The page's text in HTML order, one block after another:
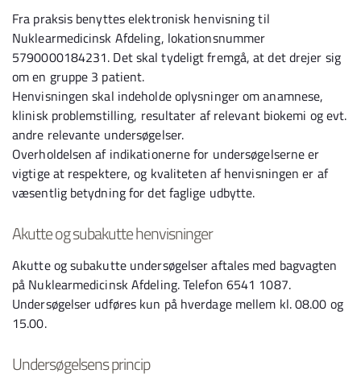
Fra praksis benyttes elektronisk henvisning til
Nuklearmedicinsk Afdeling, lokationsnummer
5790000184231. Det skal tydeligt fremgå, at det drejer sig
om en gruppe 3 patient.
Henvisningen skal indeholde oplysninger om anamnese,
klinisk problemstilling, resultater af relevant biokemi og evt.
andre relevante undersøgelser.
Overholdelsen af indikationerne for undersøgelserne er
vigtige at respektere, og kvaliteten af henvisningen er af
væsentlig betydning for det faglige udbytte.
Akutte og subakutte henvisninger
Akutte og subakutte undersøgelser aftales med bagvagten
på Nuklearmedicinsk Afdeling. Telefon 6541 1087.
Undersøgelser udføres kun på hverdage mellem kl. 08.00 og
15.00.
Undersøgelsens princip